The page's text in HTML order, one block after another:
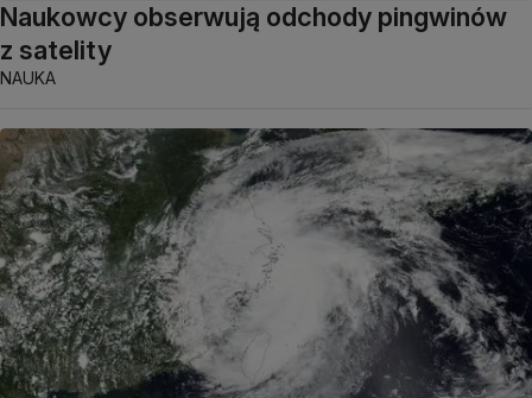
Naukowcy obserwują odchody pingwinów
z satelity
NAUKA